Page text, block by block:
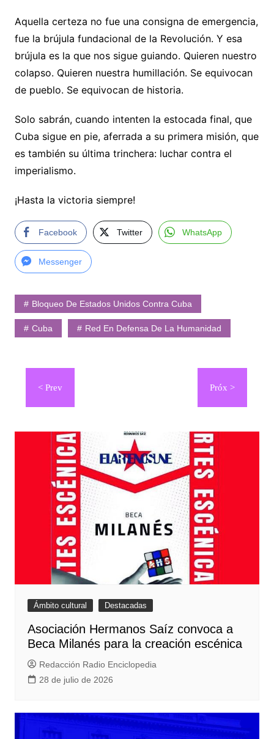
Aquella certeza no fue una consigna de emergencia,
fue la brújula fundacional de la Revolución. Y esa
brújula es la que nos sigue guiando. Quieren nuestro
colapso. Quieren nuestra humillación. Se equivocan
de pueblo. Se equivocan de historia.
Solo sabrán, cuando intenten la estocada final, que
Cuba sigue en pie, aferrada a su primera misión, que
es también su última trinchera: luchar contra el
imperialismo.
¡Hasta la victoria siempre!
Facebook Twitter WhatsApp
Messenger
Bloqueo De Estados Unidos Contra Cuba
Cuba Red En Defensa De La Humanidad
Navegación
entradas
Ámbito cultural Destacadas
Asociación Hermanos Saíz convoca a
Beca Milanés para la creación escénica
Redacción Radio Enciclopedia
28 de julio de 2026